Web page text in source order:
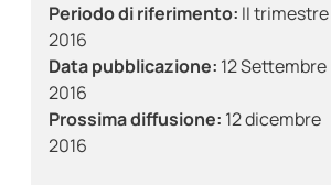
Periodo di riferimento: II trimestre
2016
Data pubblicazione: 12 Settembre
2016
Prossima diffusione: 12 dicembre
2016